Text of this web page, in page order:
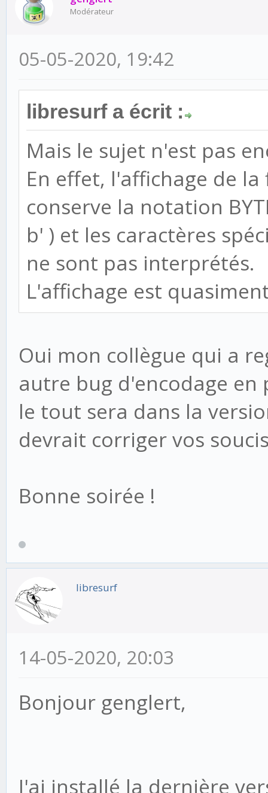
Modérateur
05-05-2020, 19:42
libresurf a écrit :
Mais le sujet n'est pas
En effet, l'affichage de
conserve la notation
b' ) et les caractères
ne sont pas interprétés.
L'affichage est
Oui mon collègue qui a
autre bug d'encodage en
le tout sera dans la
devrait corriger vos
Bonne soirée !
libresurf
14-05-2020, 20:03
Bonjour genglert,
J'ai installé la dernière